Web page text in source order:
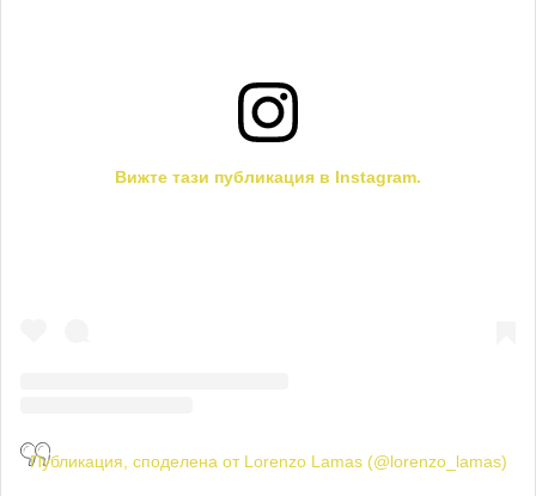
Вижте тази публикация в Instagram.
Публикация, споделена от Lorenzo Lamas (@lorenzo_lamas)